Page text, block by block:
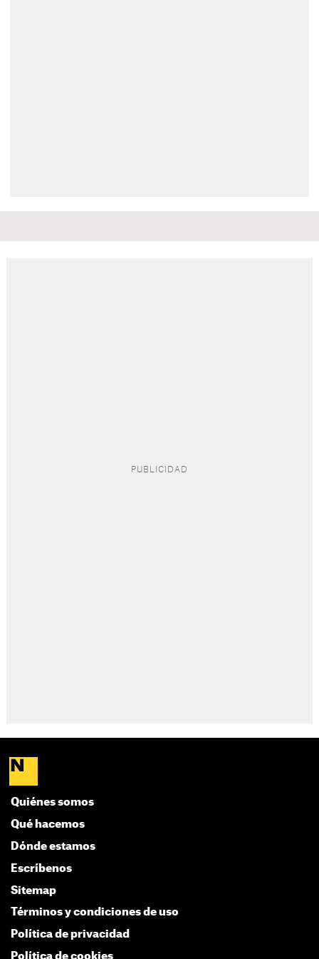
Quiénes somos
Qué hacemos
Dónde estamos
Escríbenos
Sitemap
Términos y condiciones de uso
Política de privacidad
Política de cookies